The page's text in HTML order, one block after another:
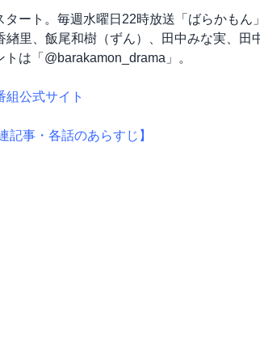
ート。毎週水曜日22時放送「ばらかもん
里、飯尾和樹（ずん）、田中みな実、田
は「@barakamon_drama」。
組公式サイト
記事・各話のあらすじ】